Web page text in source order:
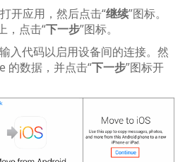
开应用，然后点击“继续”图标。
，点击“下一步”图标。
入代码以启用设备间的连接。然
的数据，并点击“下一步”图标开